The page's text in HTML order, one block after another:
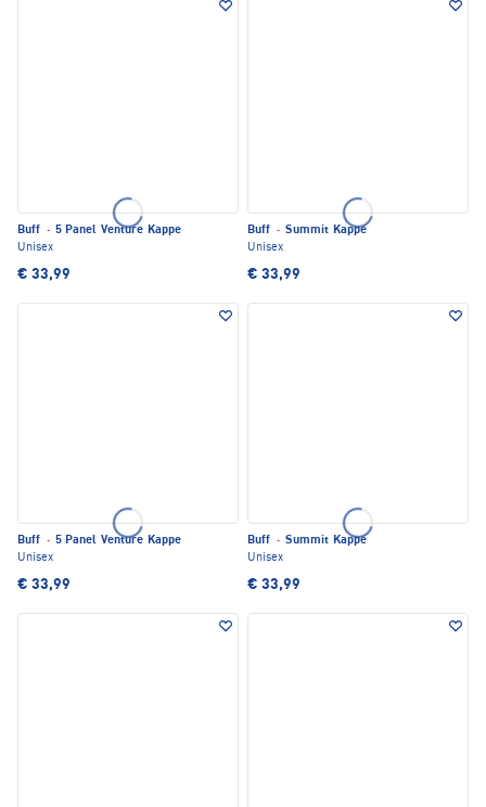
Buff · 5 Panel Venture Kappe
Unisex
€ 33,99
Buff · Summit Kappe
Unisex
€ 33,99
Buff · 5 Panel Venture Kappe
Unisex
€ 33,99
Buff · Summit Kappe
Unisex
€ 33,99